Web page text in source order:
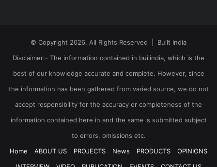
© Copyright 2026, All Rights Reserved | Built India
Disclaimer:- The information contained in builindia, which is the
best of our knowledge accurate and complete. However, since
the information has been gathered from varied source, we do not
accept responsibility for the accuracy or completeness of the
information contained here in and the same is submitted subject
to errors, omissions etc.
Home
ABOUT US PROJECTS News PRODUCTS
OPINIONS